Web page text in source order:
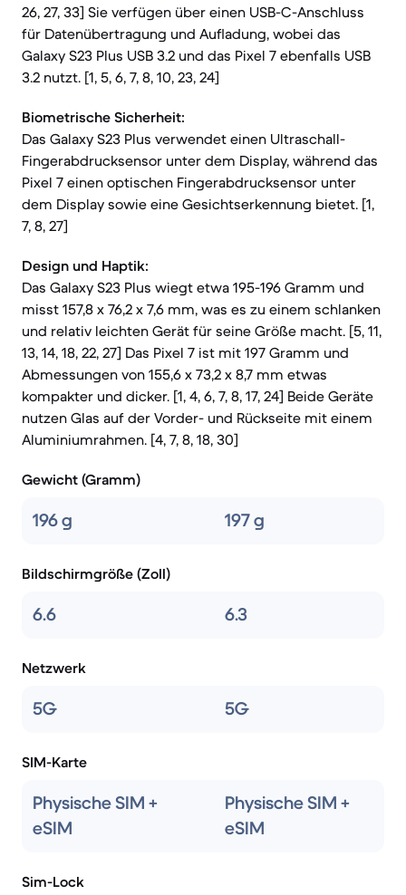
26, 27, 33] Sie verfügen über einen USB-C-Anschluss
für Datenübertragung und Aufladung, wobei das
Galaxy S23 Plus USB 3.2 und das Pixel 7 ebenfalls USB
3.2 nutzt. [1, 5, 6, 7, 8, 10, 23, 24]
Biometrische Sicherheit:
Das Galaxy S23 Plus verwendet einen Ultraschall-
Fingerabdrucksensor unter dem Display, während das
Pixel 7 einen optischen Fingerabdrucksensor unter
dem Display sowie eine Gesichtserkennung bietet. [1,
7, 8, 27]
Design und Haptik:
Das Galaxy S23 Plus wiegt etwa 195-196 Gramm und
misst 157,8 x 76,2 x 7,6 mm, was es zu einem schlanken
und relativ leichten Gerät für seine Größe macht. [5, 11,
13, 14, 18, 22, 27] Das Pixel 7 ist mit 197 Gramm und
Abmessungen von 155,6 x 73,2 x 8,7 mm etwas
kompakter und dicker. [1, 4, 6, 7, 8, 17, 24] Beide Geräte
nutzen Glas auf der Vorder- und Rückseite mit einem
Aluminiumrahmen. [4, 7, 8, 18, 30]
Gewicht (Gramm)
196 g 197 g
Bildschirmgröße (Zoll)
6.6 6.3
Netzwerk
5G 5G
SIM-Karte
Physische SIM +
eSIM
Physische SIM +
eSIM
Sim-Lock